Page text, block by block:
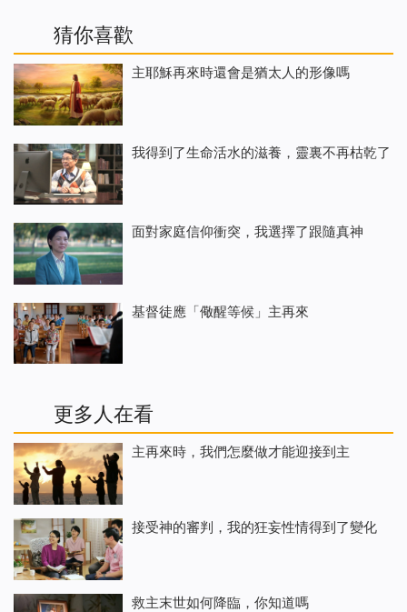
猜你喜歡
主耶穌再來時還會是猶太人的形像嗎
我得到了生命活水的滋養，靈裏不再枯乾了
面對家庭信仰衝突，我選擇了跟隨真神
基督徒應「儆醒等候」主再來
更多人在看
主再來時，我們怎麼做才能迎接到主
接受神的審判，我的狂妄性情得到了變化
救主末世如何降臨，你知道嗎